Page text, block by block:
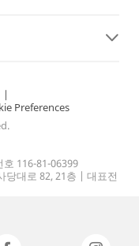
|
Preferences
116-81-06399
당대로 82, 21층 | 대표전